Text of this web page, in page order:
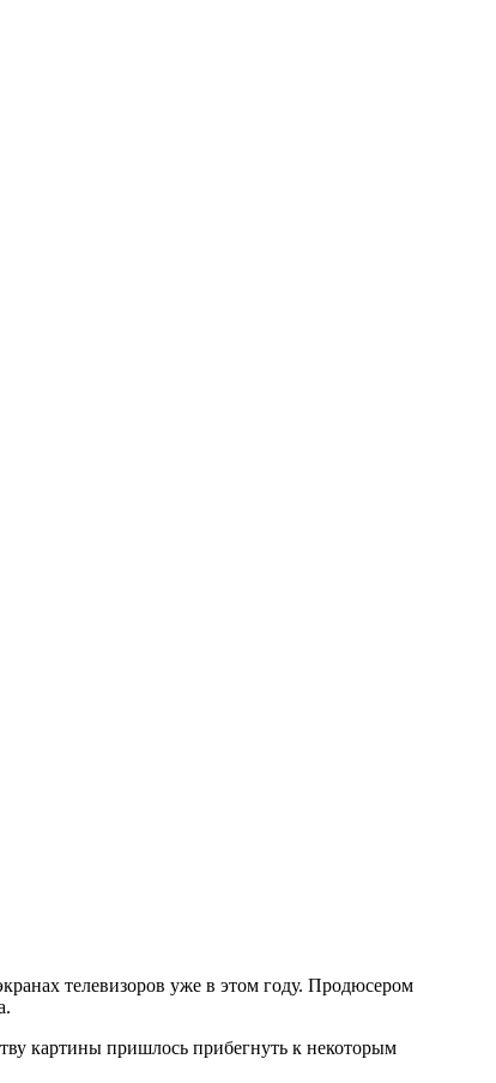
телевизоров уже в этом году. Продюсером
картины пришлось прибегнуть к некоторым